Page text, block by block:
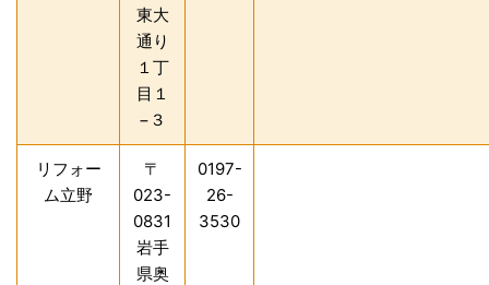
東大
通り
１丁
目１
−３
リフォー
ム立野
〒
023-
0831
岩手
県奥
0197-
26-
3530